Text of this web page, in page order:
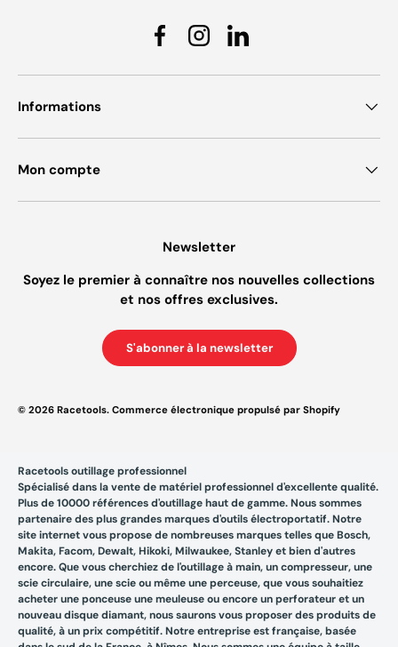
FacebookInstagramLinkedin
Informations
Mon compte
Newsletter
Soyez le premier à connaître nos nouvelles collections
et nos offres exclusives.
S'abonner à la newsletter
© 2026 Racetools. Commerce électronique propulsé par Shopify
Racetools outillage professionnel
Spécialisé dans la vente de matériel professionnel d'excellente qualité.
Plus de 10000 références d'outillage haut de gamme. Nous sommes
partenaire des plus grandes marques d'outils électroportatif. Notre
site internet vous propose de nombreuses marques telles que Bosch,
Makita, Facom, Dewalt, Hikoki, Milwaukee, Stanley et bien d'autres
encore. Que vous cherchiez de l'outillage à main, un compresseur, une
scie circulaire, une scie ou même une perceuse, que vous souhaitiez
acheter une ponceuse une meuleuse ou encore un perforateur et un
nouveau disque diamant, nous saurons vous proposer des produits de
qualité, à un prix compétitif. Notre entreprise est française, basée